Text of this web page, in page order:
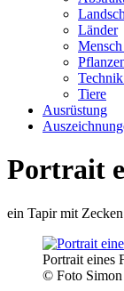
Länder
Tiere
Ausrüstung
Portrait
ein Tapir mit Zecken
Portrait eines
© Foto Simon